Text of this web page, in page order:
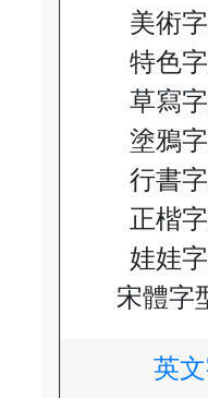
美術
特色
草寫
塗鴉
行書
正楷
娃娃
宋體字
英